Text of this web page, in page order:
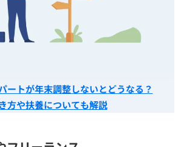
ートが年末調整しないとどうなる？
方や扶養についても解説